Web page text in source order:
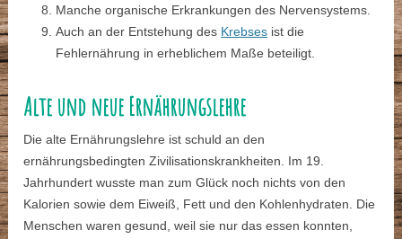
Manche organische Erkrankungen des Nervensystems.
Auch an der Entstehung des Krebses ist die
Fehlernährung in erheblichem Maße beteiligt.
Alte und neue Ernährungslehre
Die alte Ernährungslehre ist schuld an den
ernährungsbedingten Zivilisationskrankheiten. Im 19.
Jahrhundert wusste man zum Glück noch nichts von den
Kalorien sowie dem Eiweiß, Fett und den Kohlenhydraten. Die
Menschen waren gesund, weil sie nur das essen konnten,